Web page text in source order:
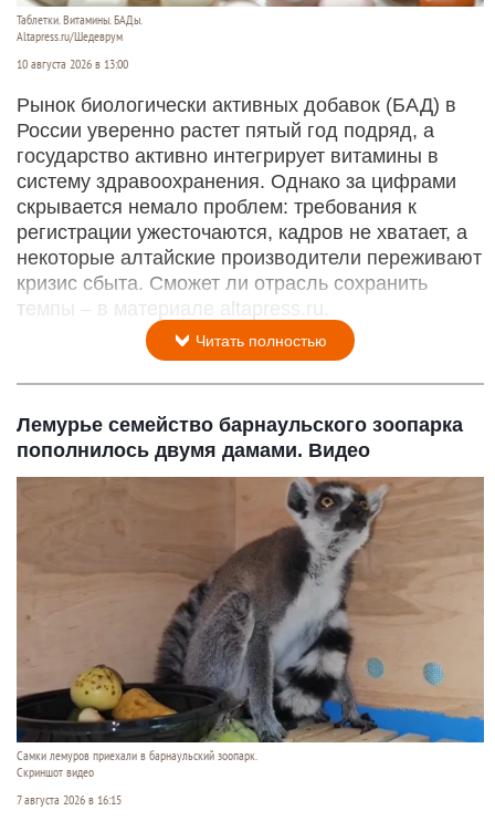
Таблетки. Витамины. БАДы.
Altapress.ru/Шедеврум
10 августа 2026 в 13:00
Рынок биологически активных добавок (БАД) в
России уверенно растет пятый год подряд, а
государство активно интегрирует витамины в
систему здравоохранения. Однако за цифрами
скрывается немало проблем: требования к
регистрации ужесточаются, кадров не хватает, а
некоторые алтайские производители переживают
кризис сбыта. Сможет ли отрасль сохранить
темпы – в материале altapress.ru.
Читать полностью
Лемурье семейство барнаульского зоопарка
пополнилось двумя дамами. Видео
Самки лемуров приехали в барнаульский зоопарк.
Скриншот видео
7 августа 2026 в 16:15